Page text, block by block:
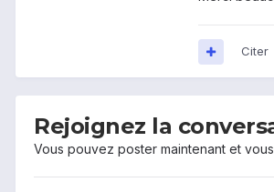
Citer
Rejoignez la
Vous pouvez poster maintenant et